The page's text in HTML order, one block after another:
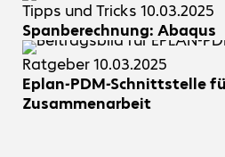
Tipps und Tricks 10.03.2025
Spanberechnung: Abaqus
Ratgeber10.03.2025
Eplan-PDM-Schnittstelle
Zusammenarbeit